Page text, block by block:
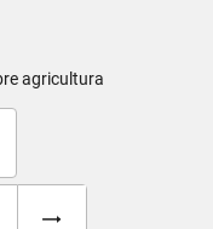
agricultura